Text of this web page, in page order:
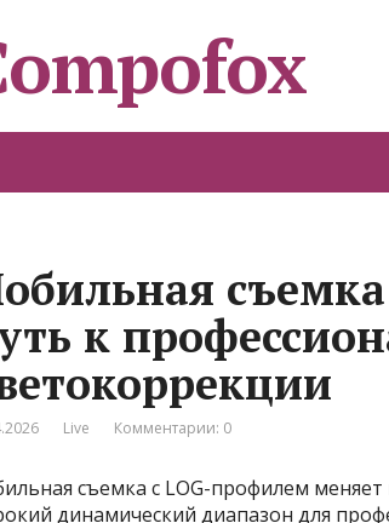
к
Live Комментарии: 0
съемка с LOG-профилем
динамический диапазон для